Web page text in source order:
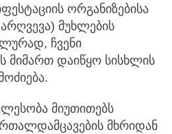
ორგანიზებისა
მუხლების
ჩვენი
მიმართ დაიწყო სისხლის
მიუთითებს
მხრიდან